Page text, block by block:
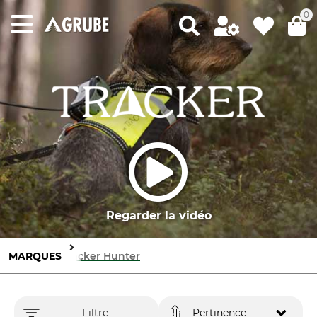
0
Regarder la vidéo
MARQUES Tracker Hunter
Filtre Pertinence